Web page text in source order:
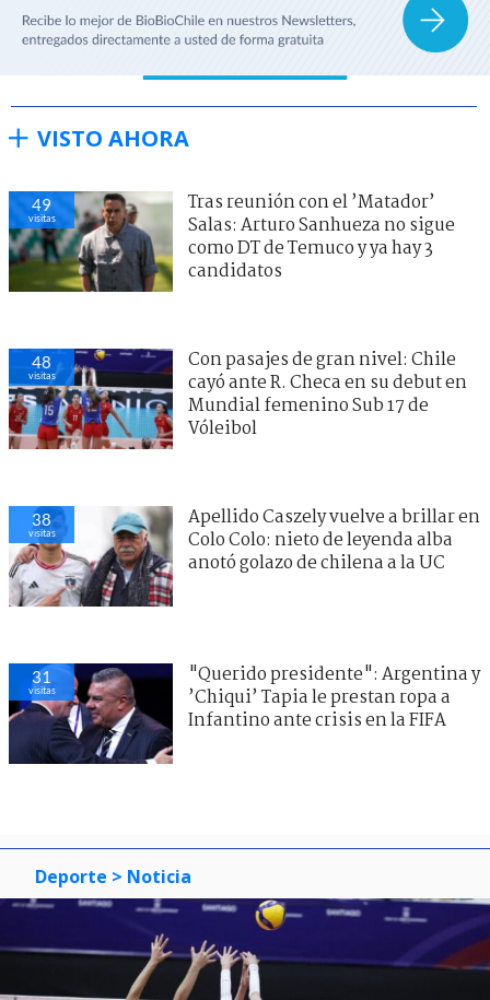
VISTO AHORA
49
visitas
Tras reunión con el ’Matador’
Salas: Arturo Sanhueza no sigue
como DT de Temuco y ya hay 3
candidatos
48
visitas
Con pasajes de gran nivel: Chile
cayó ante R. Checa en su debut en
Mundial femenino Sub 17 de
Vóleibol
38
visitas
Apellido Caszely vuelve a brillar en
Colo Colo: nieto de leyenda alba
anotó golazo de chilena a la UC
31
visitas
"Querido presidente": Argentina y
’Chiqui’ Tapia le prestan ropa a
Infantino ante crisis en la FIFA
Deporte > Noticia